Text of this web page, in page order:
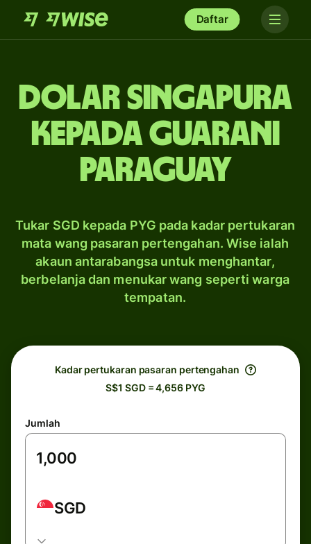
Daftar
dolar Singapura
kepada guarani
Paraguay
Tukar SGD kepada PYG pada kadar pertukaran
mata wang pasaran pertengahan. Wise ialah
akaun antarabangsa untuk menghantar,
berbelanja dan menukar wang seperti warga
tempatan.
Kadar pertukaran pasaran pertengahan
S$1 SGD = 4,656 PYG
Jumlah
SGD